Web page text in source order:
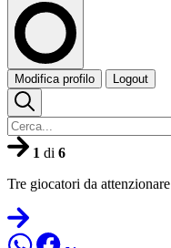
Modifica profilo Logout
1 di 6
Tre giocatori da attenzionare